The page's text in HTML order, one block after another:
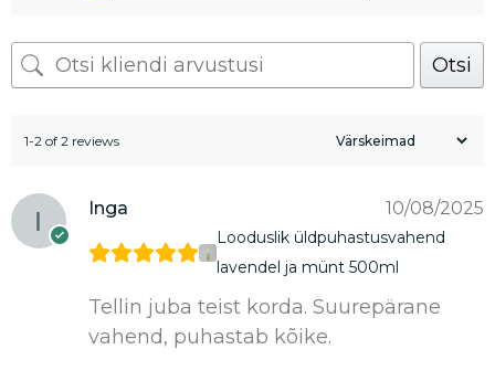
Otsi
1-2 of 2 reviews
Inga 10/08/2025
Looduslik üldpuhastusvahend
lavendel ja münt 500ml
Tellin juba teist korda. Suurepärane
vahend, puhastab kõike.